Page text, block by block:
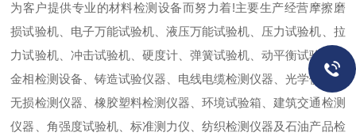
为客户提供专业的材料检测设备而努力着!主要生产经营摩擦磨
损试验机、电子万能试验机、液压万能试验机、压力试验机、拉
力试验机、冲击试验机、硬度计、弹簧试验机、动平衡试验机、
金相检测设备、铸造试验仪器、电线电缆检测仪器、光学仪器、
无损检测仪器、橡胶塑料检测仪器、环境试验箱、建筑交通检测
仪器、角强度试验机、标准测力仪、纺织检测仪器及石油产品检